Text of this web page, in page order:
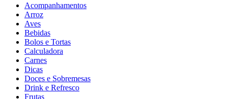
Acompanhamentos
Arroz
Aves
Bebidas
Bolos e Tortas
Calculadora
Carnes
Dicas
Doces e Sobremesas
Drink e Refresco
Frutas